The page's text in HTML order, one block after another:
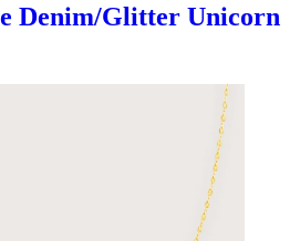
Denim/Glitter Unicorn